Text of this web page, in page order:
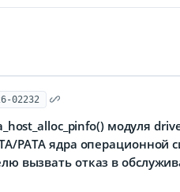
02232
модуля
PATA ядра операционной
вызвать отказ в